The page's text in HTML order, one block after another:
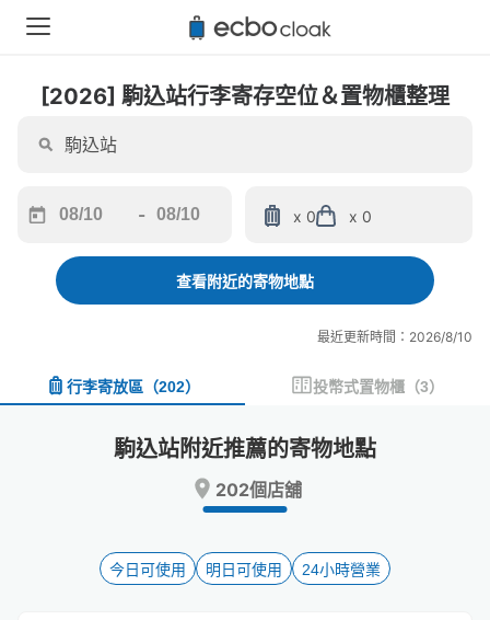
[2026] 駒込站行李寄存空位＆置物櫃整理
forward
interact
and
-
backward
interact
and
a
date.
Press
key
to
x 0 x 0
查看附近的寄物地點
最近更新時間：2026/8/10
行李寄放區 （202） 投幣式置物櫃 （3）
駒込站附近推薦的寄物地點
202個店舖
今日可使用 明日可使用 24小時營業